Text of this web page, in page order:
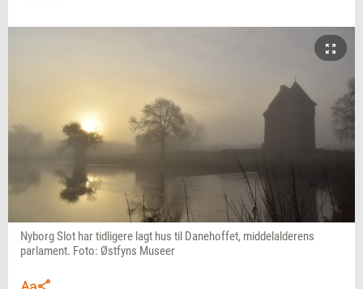
Nyborg Slot har tidligere lagt hus til Danehoffet, middelalderens
parlament. Foto: Østfyns Museer